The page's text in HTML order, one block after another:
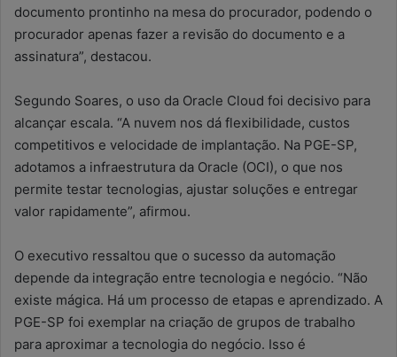
documento prontinho na mesa do procurador, podendo o
procurador apenas fazer a revisão do documento e a
assinatura”, destacou.
Segundo Soares, o uso da Oracle Cloud foi decisivo para
alcançar escala. “A nuvem nos dá flexibilidade, custos
competitivos e velocidade de implantação. Na PGE-SP,
adotamos a infraestrutura da Oracle (OCI), o que nos
permite testar tecnologias, ajustar soluções e entregar
valor rapidamente”, afirmou.
O executivo ressaltou que o sucesso da automação
depende da integração entre tecnologia e negócio. “Não
existe mágica. Há um processo de etapas e aprendizado. A
PGE-SP foi exemplar na criação de grupos de trabalho
para aproximar a tecnologia do negócio. Isso é